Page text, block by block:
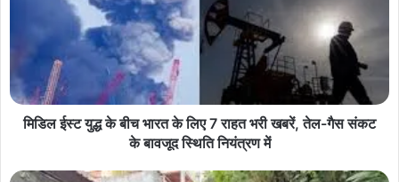
मिडिल ईस्ट युद्ध के बीच भारत के लिए 7 राहत भरी खबरें, तेल-गैस संकट
के बावजूद स्थिति नियंत्रण में